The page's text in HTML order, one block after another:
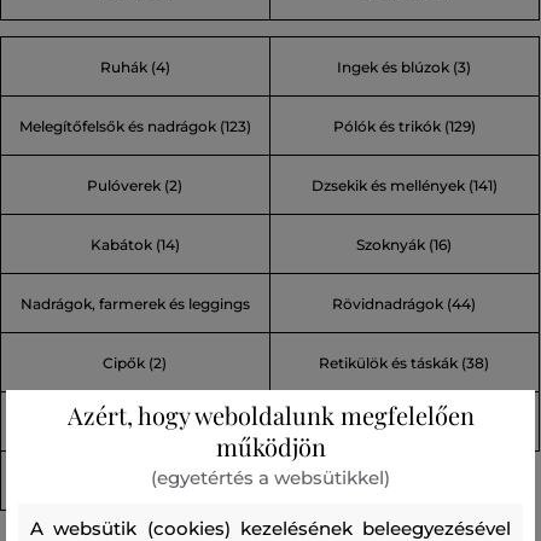
Ruhák (4) Ingek és blúzok (3)
Melegítőfelsők és nadrágok (123) Pólók és trikók (129)
Pulóverek (2) Dzsekik és mellények (141)
Kabátok (14) Szoknyák (16)
Nadrágok, farmerek és leggings
(110)
Rövidnadrágok (44)
Cipők (2) Retikülök és táskák (38)
Kiegészítők (154) Fehérneműk (3)
Termikus Fehérneműk (23)
Azért, hogy weboldalunk megfelelően
működjön
(egyetértés a websütikkel)
A websütik (cookies) kezelésének beleegyezésével